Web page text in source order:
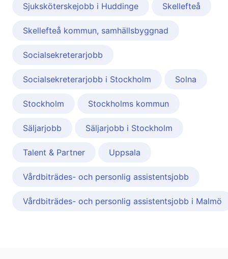
Sjuksköterskejobb i Huddinge Skellefteå
Skellefteå kommun, samhällsbyggnad
Socialsekreterarjobb
Socialsekreterarjobb i Stockholm Solna
Stockholm Stockholms kommun
Säljarjobb Säljarjobb i Stockholm
Talent & Partner Uppsala
Vårdbiträdes- och personlig assistentsjobb
Vårdbiträdes- och personlig assistentsjobb i Malmö